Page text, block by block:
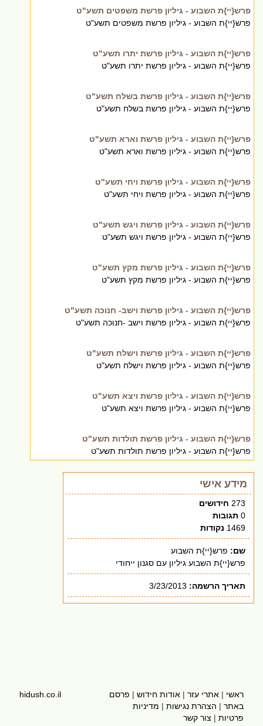
פרש{יי}ת השבוע - גיליון פרשת משפטים תשע"ט
פרש{יי}ת השבוע - גיליון פרשת משפטים תשע"ט
פרש{יי}ת השבוע - גיליון פרשת יתרו תשע"ט
פרש{יי}ת השבוע - גיליון פרשת יתרו תשע"ט
פרש{יי}ת השבוע - גיליון פרשת בשלח תשע"ט
פרש{יי}ת השבוע - גיליון פרשת בשלח תשע"ט
פרש{יי}ת השבוע - גיליון פרשת וארא תשע"ט
פרש{יי}ת השבוע - גיליון פרשת וארא תשע"ט
פרש{יי}ת השבוע - גיליון פרשת ויחי תשע"ט
פרש{יי}ת השבוע - גיליון פרשת ויחי תשע"ט
פרש{יי}ת השבוע - גיליון פרשת ויגש תשע"ט
פרש{יי}ת השבוע - גיליון פרשת ויגש תשע"ט
פרש{יי}ת השבוע - גיליון פרשת מקץ תשע"ט
פרש{יי}ת השבוע - גיליון פרשת מקץ תשע"ט
פרש{יי}ת השבוע - גיליון פרשת וישב- חנוכה תשע"ט
פרש{יי}ת השבוע - גיליון פרשת וישב -חנוכה תשע"ט
פרש{יי}ת השבוע - גיליון פרשת וישלח תשע"ט
פרש{יי}ת השבוע - גיליון פרשת וישלח תשע"ט
פרש{יי}ת השבוע - גיליון פרשת ויצא תשע"ט
פרש{יי}ת השבוע - גיליון פרשת ויצא תשע"ט
פרש{יי}ת השבוע - גיליון פרשת תולדות תשע"ט
פרש{יי}ת השבוע - גיליון פרשת תולדות תשע"ט
מידע אישי
273 חידושים
0 תגובות
1469 נקודות
שם: פרש{יי}ת השבוע
פרש{יי}ת השבוע גיליון עם סגנון ייחודי
תאריך הרשמה: 3/23/2013
ראשי | אתרי עזר | אודות חידוש | פרסם
באתר | הצהרת נגישות | מדיניות
פרטיות | צור קשר
hidush.co.il